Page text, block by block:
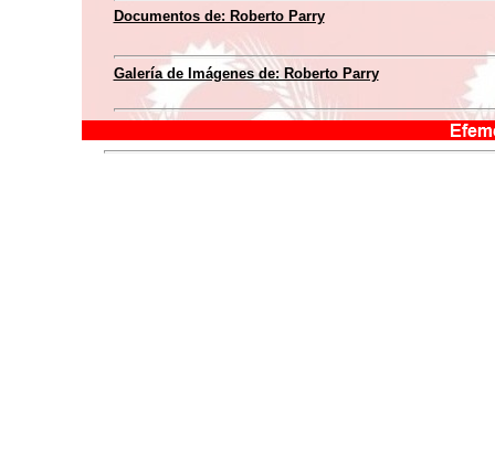
Documentos de: Roberto Parry
Galería de Imágenes de: Roberto Parry